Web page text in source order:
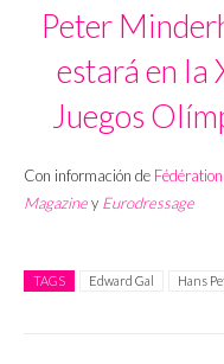
Peter
estará en la
Juegos
Con información de
Magaziney Eurodressage
TAGS Edward Gal Hans